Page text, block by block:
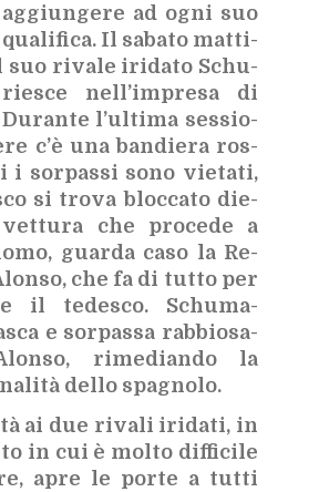
ad ogni suo
Il sa­ba­to mat­ti­
suo ri­va­le iri­da­to Schu­
nel­l’im­pre­sa di
l’ul­ti­ma ses­sio­
c’è una ban­die­ra ros­
i sor­pas­si sono vie­ta­ti,
si tro­va bloc­ca­to die­
che pro­ce­de a
guar­da caso la Re­
che fa di tut­to per
il te­de­sco. Schu­ma­
e sor­pas­sa rab­bio­sa­
ri­me­dian­do la
del­lo spa­gno­lo.
ai due ri­va­li iri­da­ti, in
in cui è mol­to dif­fi­ci­le
apre le por­te a tut­ti